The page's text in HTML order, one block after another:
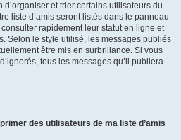
et trier certains utilisateurs du
liste d’amis seront listés dans le panneau
rapidement leur statut en ligne et
Selon le style utilisé, les messages publiés
être mis en surbrillance. Si vous
tous les messages qu’il publiera
des utilisateurs de ma liste d’amis